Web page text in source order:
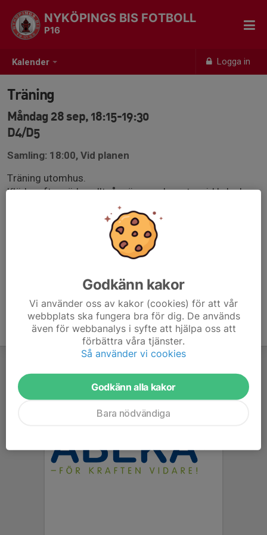
Kalender Logga in
NYKÖPINGS BIS FOTBOLL
P16
Träning
Måndag 28 sep, 18:15-19:30
D4/D5
Samling: 18:00, Vid planen
Träning utomhus.
Kläder efter väder, alltså mössa och vantar vid kyla. I
övrigt träningskläder och benskydd.
Godkänn kakor
Vi använder oss av kakor (cookies) för att vår
webbplats ska fungera bra för dig. De används
även för webbanalys i syfte att hjälpa oss att
förbättra våra tjänster.
Så använder vi cookies
Godkänn alla kakor
Bara nödvändiga